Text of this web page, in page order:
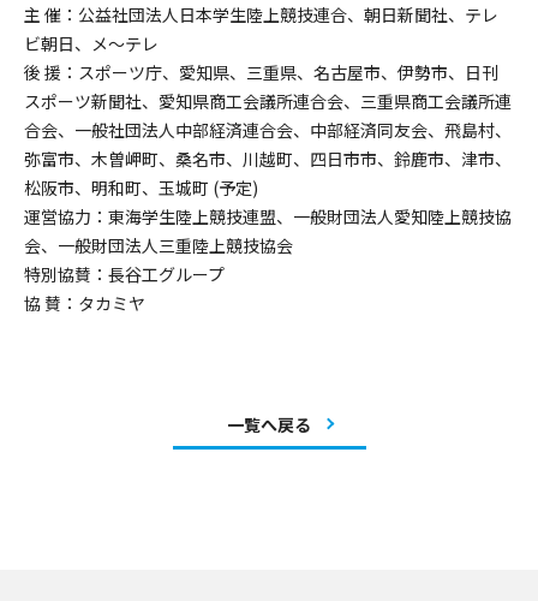
主 催：公益社団法人日本学生陸上競技連合、朝日新聞社、テレ
ビ朝日、メ～テレ
後 援：スポーツ庁、愛知県、三重県、名古屋市、伊勢市、日刊
スポーツ新聞社、愛知県商工会議所連合会、三重県商工会議所連
合会、一般社団法人中部経済連合会、中部経済同友会、飛島村、
弥富市、木曽岬町、桑名市、川越町、四日市市、鈴鹿市、津市、
松阪市、明和町、玉城町 (予定)
運営協力：東海学生陸上競技連盟、一般財団法人愛知陸上競技協
会、一般財団法人三重陸上競技協会
特別協賛：長谷工グループ
協 賛：タカミヤ
一覧へ戻る